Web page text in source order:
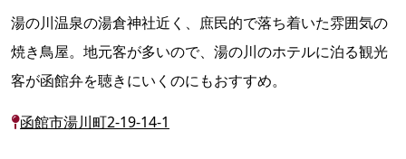
湯の川温泉の湯倉神社近く、庶民的で落ち着いた雰囲気の
焼き鳥屋。地元客が多いので、湯の川のホテルに泊る観光
客が函館弁を聴きにいくのにもおすすめ。
函館市湯川町2-19-14-1